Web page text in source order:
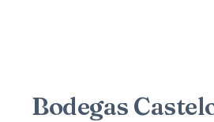
Bodegas